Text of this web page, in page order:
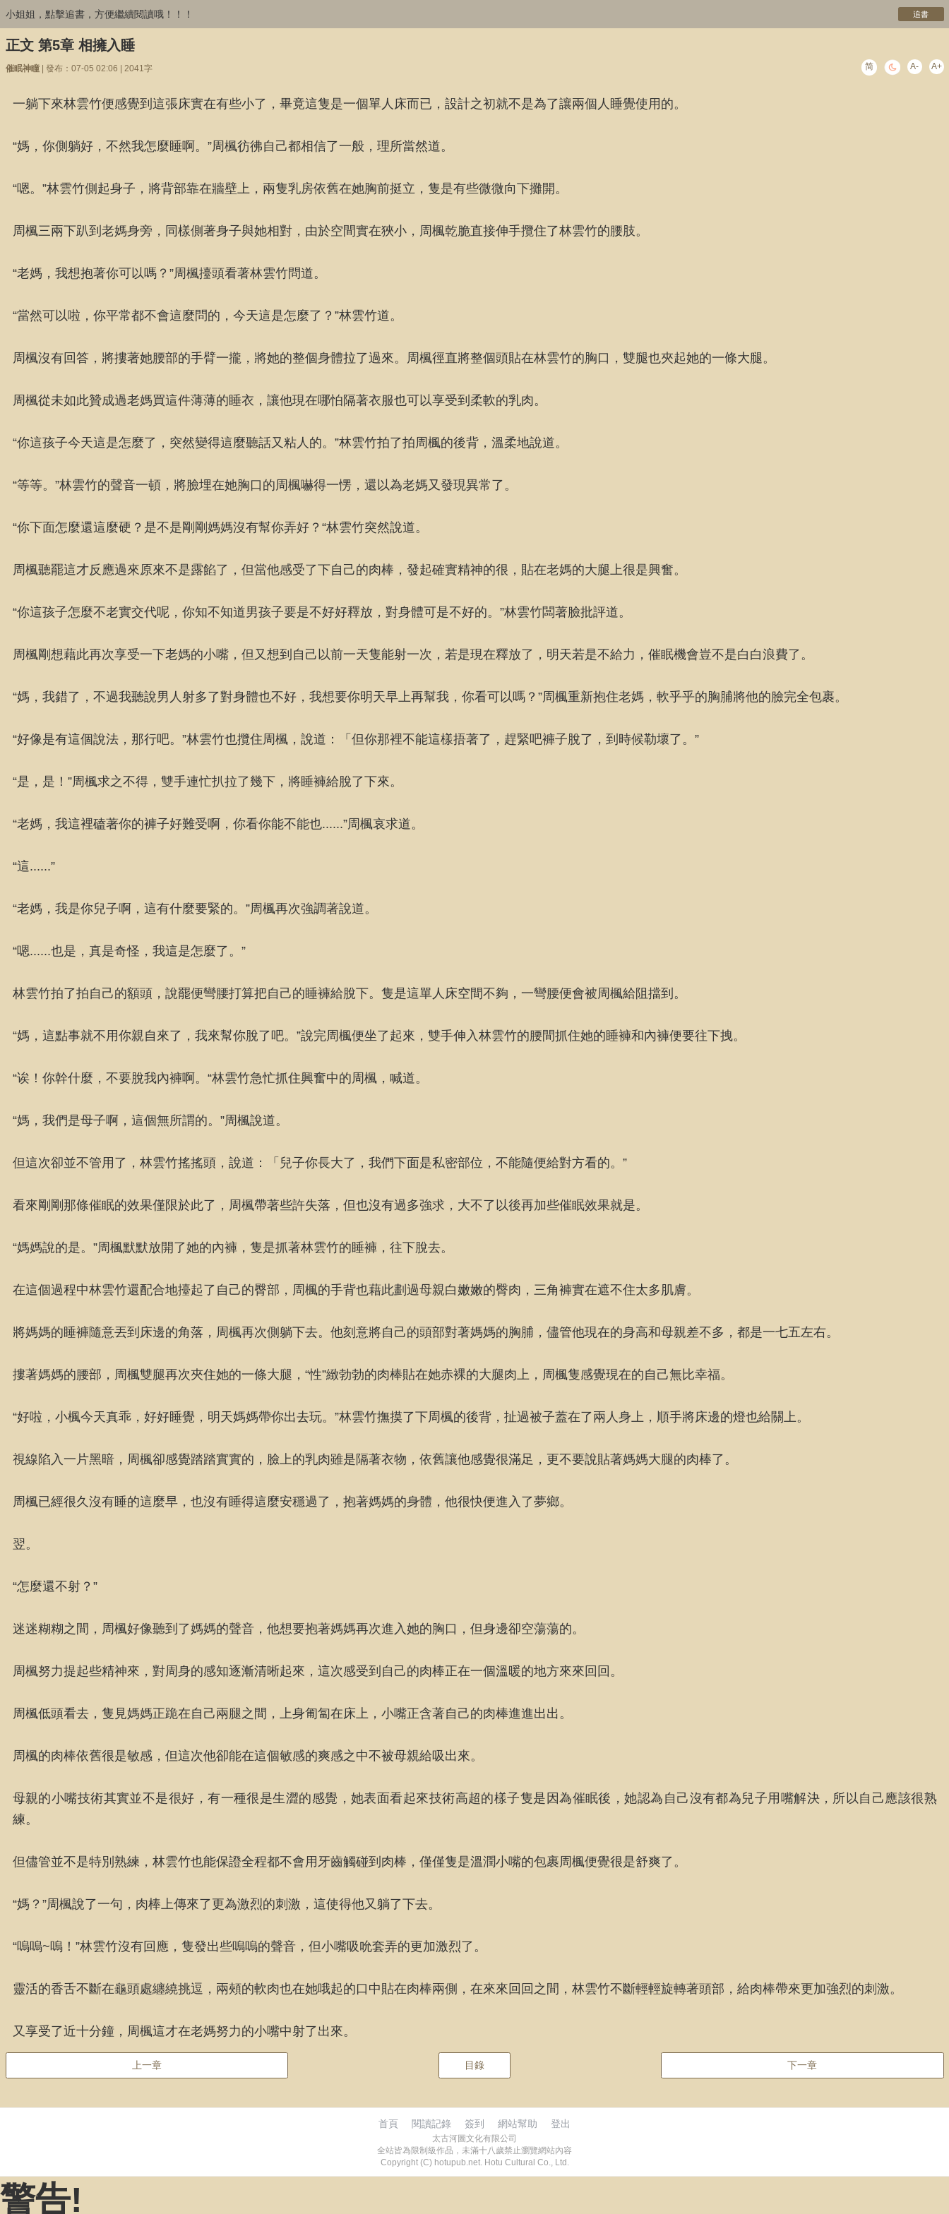
小姐姐，點擊追書，方便繼續閱讀哦！！！ 追書
正文 第5章 相擁入睡
催眠神瞳| 發布：07-05 02:06 | 2041字 简 A- A+
一躺下來林雲竹便感覺到這張床實在有些小了，畢竟這隻是一個單人床而已，設計之初就不是為了讓兩個人睡覺使用的。
“媽，你側躺好，不然我怎麼睡啊。”周楓彷彿自己都相信了一般，理所當然道。
“嗯。”林雲竹側起身子，將背部靠在牆壁上，兩隻乳房依舊在她胸前挺立，隻是有些微微向下攤開。
周楓三兩下趴到老媽身旁，同樣側著身子與她相對，由於空間實在狹小，周楓乾脆直接伸手攬住了林雲竹的腰肢。
“老媽，我想抱著你可以嗎？”周楓擡頭看著林雲竹問道。
“當然可以啦，你平常都不會這麼問的，今天這是怎麼了？”林雲竹道。
周楓沒有回答，將摟著她腰部的手臂一攏，將她的整個身體拉了過來。周楓徑直將整個頭貼在林雲竹的胸口，雙腿也夾起她的一條大腿。
周楓從未如此贊成過老媽買這件薄薄的睡衣，讓他現在哪怕隔著衣服也可以享受到柔軟的乳肉。
“你這孩子今天這是怎麼了，突然變得這麼聽話又粘人的。”林雲竹拍了拍周楓的後背，溫柔地說道。
“等等。”林雲竹的聲音一頓，將臉埋在她胸口的周楓嚇得一愣，還以為老媽又發現異常了。
“你下面怎麼還這麼硬？是不是剛剛媽媽沒有幫你弄好？“林雲竹突然說道。
周楓聽罷這才反應過來原來不是露餡了，但當他感受了下自己的肉棒，發起確實精神的很，貼在老媽的大腿上很是興奮。
“你這孩子怎麼不老實交代呢，你知不知道男孩子要是不好好釋放，對身體可是不好的。”林雲竹闆著臉批評道。
周楓剛想藉此再次享受一下老媽的小嘴，但又想到自己以前一天隻能射一次，若是現在釋放了，明天若是不給力，催眠機會豈不是白白浪費了。
“媽，我錯了，不過我聽說男人射多了對身體也不好，我想要你明天早上再幫我，你看可以嗎？”周楓重新抱住老媽，軟乎乎的胸脯將他的臉完全包裹。
“好像是有這個說法，那行吧。”林雲竹也攬住周楓，說道：「但你那裡不能這樣捂著了，趕緊吧褲子脫了，到時候勒壞了。”
“是，是！”周楓求之不得，雙手連忙扒拉了幾下，將睡褲給脫了下來。
“老媽，我這裡磕著你的褲子好難受啊，你看你能不能也......”周楓哀求道。
“這......”
“老媽，我是你兒子啊，這有什麼要緊的。”周楓再次強調著說道。
“嗯......也是，真是奇怪，我這是怎麼了。”
林雲竹拍了拍自己的額頭，說罷便彎腰打算把自己的睡褲給脫下。隻是這單人床空間不夠，一彎腰便會被周楓給阻擋到。
“媽，這點事就不用你親自來了，我來幫你脫了吧。”說完周楓便坐了起來，雙手伸入林雲竹的腰間抓住她的睡褲和內褲便要往下拽。
“诶！你幹什麼，不要脫我內褲啊。“林雲竹急忙抓住興奮中的周楓，喊道。
“媽，我們是母子啊，這個無所謂的。”周楓說道。
但這次卻並不管用了，林雲竹搖搖頭，說道：「兒子你長大了，我們下面是私密部位，不能隨便給對方看的。”
看來剛剛那條催眠的效果僅限於此了，周楓帶著些許失落，但也沒有過多強求，大不了以後再加些催眠效果就是。
“媽媽說的是。”周楓默默放開了她的內褲，隻是抓著林雲竹的睡褲，往下脫去。
在這個過程中林雲竹還配合地擡起了自己的臀部，周楓的手背也藉此劃過母親白嫩嫩的臀肉，三角褲實在遮不住太多肌膚。
將媽媽的睡褲隨意丟到床邊的角落，周楓再次側躺下去。他刻意將自己的頭部對著媽媽的胸脯，儘管他現在的身高和母親差不多，都是一七五左右。
摟著媽媽的腰部，周楓雙腿再次夾住她的一條大腿，“性”緻勃勃的肉棒貼在她赤裸的大腿肉上，周楓隻感覺現在的自己無比幸福。
“好啦，小楓今天真乖，好好睡覺，明天媽媽帶你出去玩。”林雲竹撫摸了下周楓的後背，扯過被子蓋在了兩人身上，順手將床邊的燈也給關上。
視線陷入一片黑暗，周楓卻感覺踏踏實實的，臉上的乳肉雖是隔著衣物，依舊讓他感覺很滿足，更不要說貼著媽媽大腿的肉棒了。
周楓已經很久沒有睡的這麼早，也沒有睡得這麼安穩過了，抱著媽媽的身體，他很快便進入了夢鄉。
翌。
“怎麼還不射？”
迷迷糊糊之間，周楓好像聽到了媽媽的聲音，他想要抱著媽媽再次進入她的胸口，但身邊卻空蕩蕩的。
周楓努力提起些精神來，對周身的感知逐漸清晰起來，這次感受到自己的肉棒正在一個溫暖的地方來來回回。
周楓低頭看去，隻見媽媽正跪在自己兩腿之間，上身匍匐在床上，小嘴正含著自己的肉棒進進出出。
周楓的肉棒依舊很是敏感，但這次他卻能在這個敏感的爽感之中不被母親給吸出來。
母親的小嘴技術其實並不是很好，有一種很是生澀的感覺，她表面看起來技術高超的樣子隻是因為催眠後，她認為自己沒有都為兒子用嘴解決，所以自己應該很熟
練。
但儘管並不是特別熟練，林雲竹也能保證全程都不會用牙齒觸碰到肉棒，僅僅隻是溫潤小嘴的包裹周楓便覺很是舒爽了。
“媽？”周楓說了一句，肉棒上傳來了更為激烈的刺激，這使得他又躺了下去。
“嗚嗚~嗚！”林雲竹沒有回應，隻發出些嗚嗚的聲音，但小嘴吸吮套弄的更加激烈了。
靈活的香舌不斷在龜頭處纏繞挑逗，兩頰的軟肉也在她哦起的口中貼在肉棒兩側，在來來回回之間，林雲竹不斷輕輕旋轉著頭部，給肉棒帶來更加強烈的刺激。
又享受了近十分鐘，周楓這才在老媽努力的小嘴中射了出來。
上一章 目錄 下一章
首頁 閱讀記錄 簽到 網站幫助 登出
太古河圖文化有限公司
全站皆為限制級作品，未滿十八歲禁止瀏覽網站內容
Copyright (C) hotupub.net. Hotu Cultural Co., Ltd.
警告!